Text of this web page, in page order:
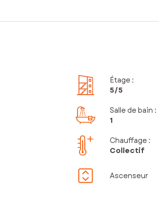
Étage :
5/5
Salle de bain :
1
Chauffage :
Collectif
Ascenseur